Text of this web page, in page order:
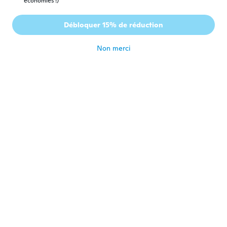
都 Inscrit depuis 2017 · 162 avis · 9 chargements
めちゃくちゃ可愛い💕
Débloquer 15% de réduction
Non merci